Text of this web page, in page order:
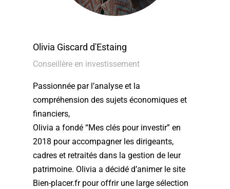
Olivia Giscard d'Estaing
Conseillère en investissement
Passionnée par l’analyse et la
compréhension des sujets économiques et
financiers,
Olivia a fondé “Mes clés pour investir” en
2018 pour accompagner les dirigeants,
cadres et retraités dans la gestion de leur
patrimoine. Olivia a décidé d’animer le site
Bien-placer.fr pour offrir une large sélection